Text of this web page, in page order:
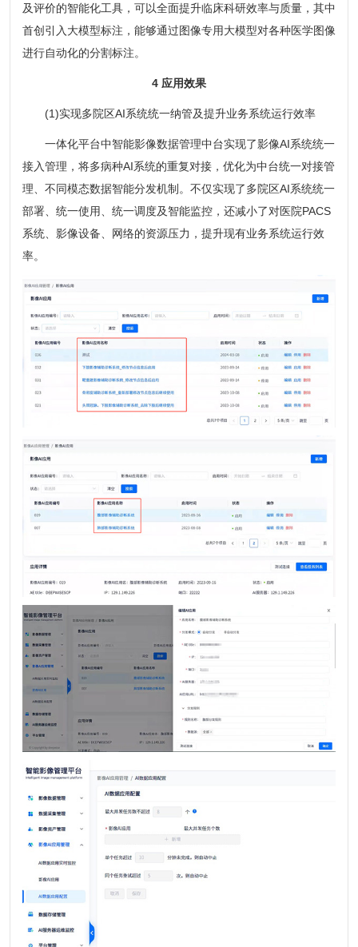
及评价的智能化工具，可以全面提升临床科研效率与质量，其中
首创引入大模型标注，能够通过图像专用大模型对各种医学图像
进行自动化的分割标注。
4 应用效果
(1)实现多院区AI系统统一纳管及提升业务系统运行效率
一体化平台中智能影像数据管理中台实现了影像AI系统统一
接入管理，将多病种AI系统的重复对接，优化为中台统一对接管
理、不同模态数据智能分发机制。不仅实现了多院区AI系统统一
部署、统一使用、统一调度及智能监控，还减小了对医院PACS
系统、影像设备、网络的资源压力，提升现有业务系统运行效
率。